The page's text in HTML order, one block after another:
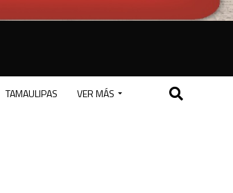
TAMAULIPAS VER MÁS